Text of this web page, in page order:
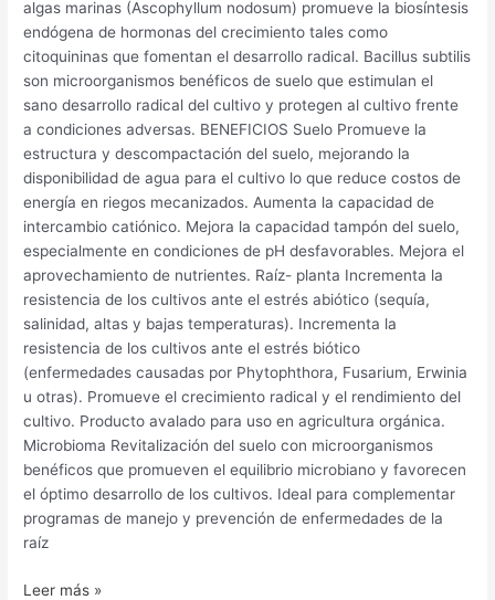
algas marinas (Ascophyllum nodosum) promueve la biosíntesis
endógena de hormonas del crecimiento tales como
citoquininas que fomentan el desarrollo radical. Bacillus subtilis
son microorganismos benéficos de suelo que estimulan el
sano desarrollo radical del cultivo y protegen al cultivo frente
a condiciones adversas. BENEFICIOS Suelo Promueve la
estructura y descompactación del suelo, mejorando la
disponibilidad de agua para el cultivo lo que reduce costos de
energía en riegos mecanizados. Aumenta la capacidad de
intercambio catiónico. Mejora la capacidad tampón del suelo,
especialmente en condiciones de pH desfavorables. Mejora el
aprovechamiento de nutrientes. Raíz- planta Incrementa la
resistencia de los cultivos ante el estrés abiótico (sequía,
salinidad, altas y bajas temperaturas). Incrementa la
resistencia de los cultivos ante el estrés biótico
(enfermedades causadas por Phytophthora, Fusarium, Erwinia
u otras). Promueve el crecimiento radical y el rendimiento del
cultivo. Producto avalado para uso en agricultura orgánica.
Microbioma Revitalización del suelo con microorganismos
benéficos que promueven el equilibrio microbiano y favorecen
el óptimo desarrollo de los cultivos. Ideal para complementar
programas de manejo y prevención de enfermedades de la
raíz
Leer más »